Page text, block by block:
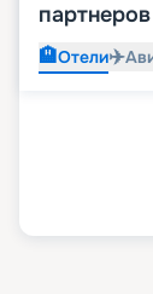
партнеров
🏨Отели✈️